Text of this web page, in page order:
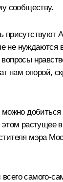
сообществу.
не нуждаются
нам опорой,
добиться
растущее
мэра
самого-